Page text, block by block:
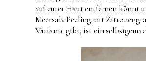
auf eurer Haut entfernen könnt
Meersalz Peeling mit
Variante gibt, ist ein